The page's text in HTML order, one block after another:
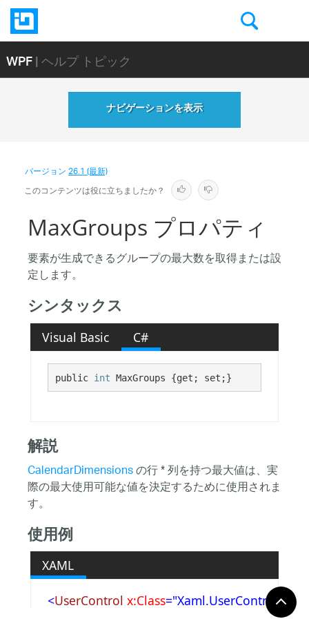
WPF| ヘルプ トピック
ナビゲーションを表示
バージョン26.1 (最新)
このコンテンツは役に立ちましたか？
MaxGroups プロパティ
要素が生成できるグループの最大数を取得または設
定します。
シンタックス
Visual Basic C#
public int MaxGroups {get; set;}
解説
CalendarDimensionsの行 * 列を持つ最大値は、実
際の最大使用可能な値を決定するために使用されま
す。
使用例
XAML
<UserControl x:Class="Xaml.UserControl1"